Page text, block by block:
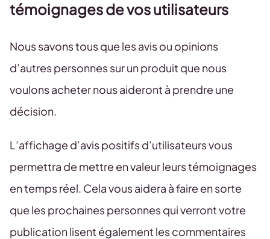
témoignages de vos utilisateurs
Nous savons tous que les avis ou opinions
d’autres personnes sur un produit que nous
voulons acheter nous aideront à prendre une
décision.
L’affichage d’avis positifs d’utilisateurs vous
permettra de mettre en valeur leurs témoignages
en temps réel. Cela vous aidera à faire en sorte
que les prochaines personnes qui verront votre
publication lisent également les commentaires